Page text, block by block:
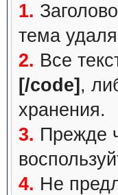
1.
тема
2. Все
[/code] ,
хранения.
3. Прежде
4. Не